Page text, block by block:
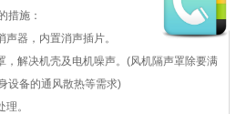
施：
器，内置消声插片。
解决机壳及电机噪声。(风机隔声罩除要满
设备的通风散热等需求)
。